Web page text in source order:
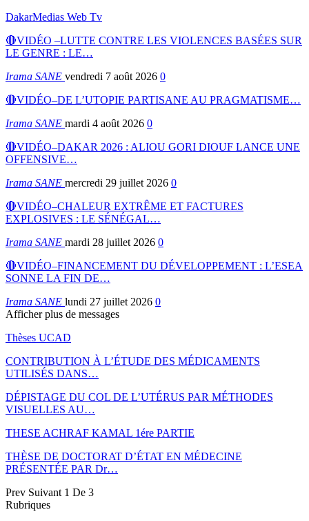
DakarMedias Web Tv
🔴VIDÉO –LUTTE CONTRE LES VIOLENCES BASÉES SUR
LE GENRE : LE…
Irama SANE vendredi 7 août 2026 0
🔴VIDÉO–DE L’UTOPIE PARTISANE AU PRAGMATISME…
Irama SANE mardi 4 août 2026 0
🔴VIDÉO–DAKAR 2026 : ALIOU GORI DIOUF LANCE UNE
OFFENSIVE…
Irama SANE mercredi 29 juillet 2026 0
🔴VIDÉO–CHALEUR EXTRÊME ET FACTURES
EXPLOSIVES : LE SÉNÉGAL…
Irama SANE mardi 28 juillet 2026 0
🔴VIDÉO–FINANCEMENT DU DÉVELOPPEMENT : L’ESEA
SONNE LA FIN DE…
Irama SANE lundi 27 juillet 2026 0
Afficher plus de messages
Thèses UCAD
CONTRIBUTION À L’ÉTUDE DES MÉDICAMENTS
UTILISÉS DANS…
DÉPISTAGE DU COL DE L’UTÉRUS PAR MÉTHODES
VISUELLES AU…
THESE ACHRAF KAMAL 1ére PARTIE
THÈSE DE DOCTORAT D’ÉTAT EN MÉDECINE
PRÉSENTÉE PAR Dr…
Prev Suivant 1 De 3
Rubriques